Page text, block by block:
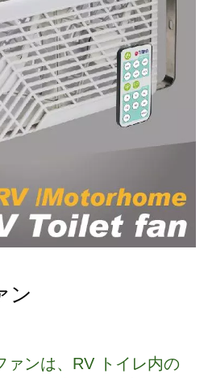
ン
ァンは、RV トイレ内の